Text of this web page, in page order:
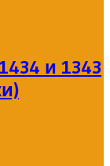
и 1343